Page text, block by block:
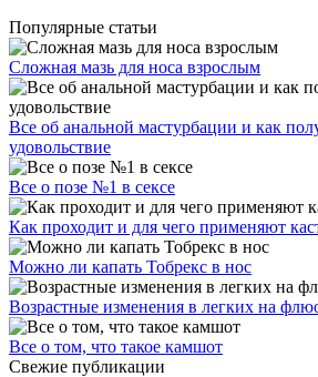
Популярные статьи
Сложная мазь для носа взрослым
Все об анальной мастурбации и как
удовольствие
Все о позе №1 в сексе
Как проходит и для чего применяют
Можно ли капать Тобрекс в нос
Возрастные изменения в легких на
Все о том, что такое камшот
Свежие публикации